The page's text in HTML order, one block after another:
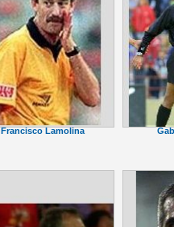
Francisco Lamolina